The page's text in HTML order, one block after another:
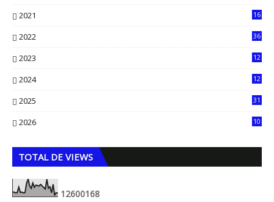
2021
16
2022
36
2023
12
2024
12
2025
31
2026
10
TOTAL DE VIEWS
12600168